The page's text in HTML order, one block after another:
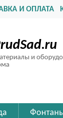
И ОПЛАТА
и